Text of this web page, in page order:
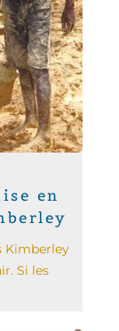
en
Kimberley
Si les